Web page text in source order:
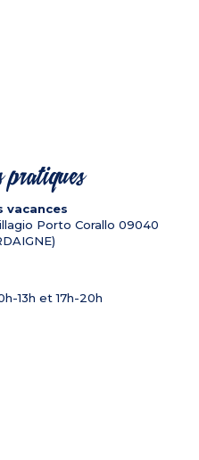
vacances
Porto Corallo 09040
13h et 17h-20h